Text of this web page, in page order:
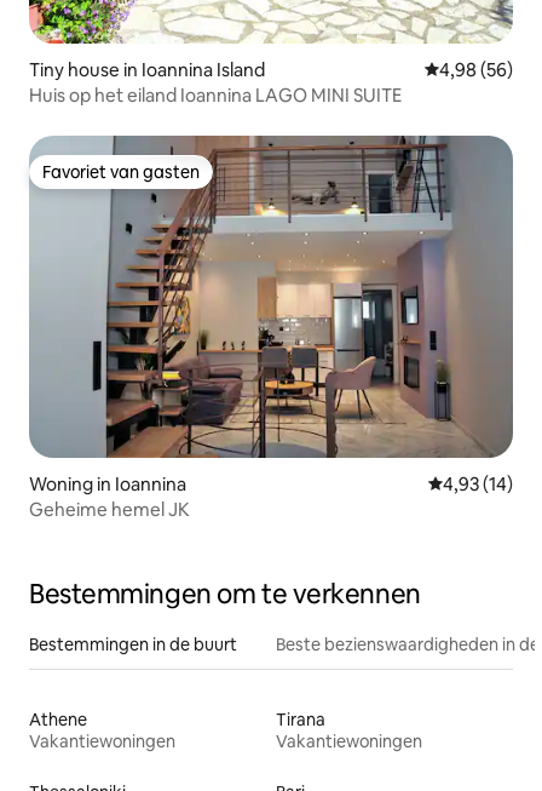
Tiny house in Ioannina Island Gemiddelde
4,98 (56)
Huis op het eiland Ioannina LAGO MINI SUITE
Favoriet van gasten
Favoriet van gasten
Woning in Ioannina Gemiddelde
4,93 (14)
Geheime hemel JK
Bestemmingen om te verkennen
Bestemmingen in de buurt Beste bezienswaardigheden in
Athene
Vakantiewoningen
Tirana
Vakantiewoningen